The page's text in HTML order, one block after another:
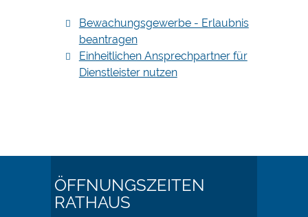
Bewachungsgewerbe - Erlaubnis
beantragen
Einheitlichen Ansprechpartner für
Dienstleister nutzen
ÖFFNUNGSZEITEN
RATHAUS